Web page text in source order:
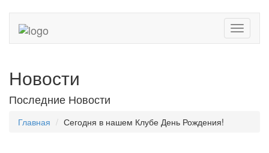
Toggle
Новости
Последние Новости
Главная Сегодня в нашем Клубе День Рождения!